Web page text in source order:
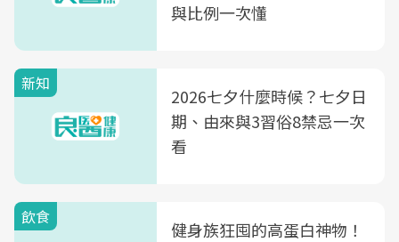
與比例一次懂
新知
2026七夕什麼時候？七夕日
期、由來與3習俗8禁忌一次
看
飲食
健身族狂囤的高蛋白神物！